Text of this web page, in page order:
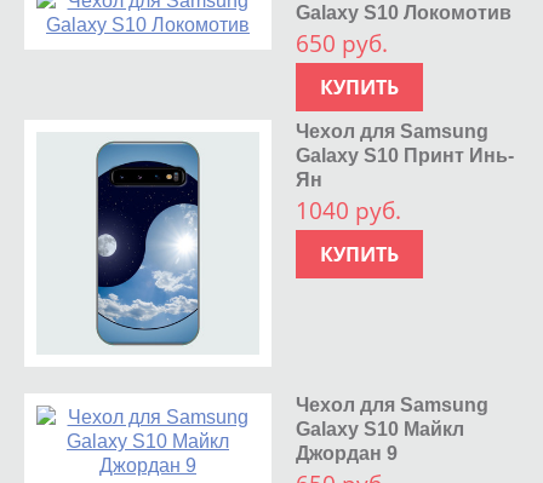
Galaxy S10 Локомотив
650 руб.
КУПИТЬ
Чехол для Samsung
Galaxy S10 Принт Инь-
Ян
1040 руб.
КУПИТЬ
Чехол для Samsung
Galaxy S10 Майкл
Джордан 9